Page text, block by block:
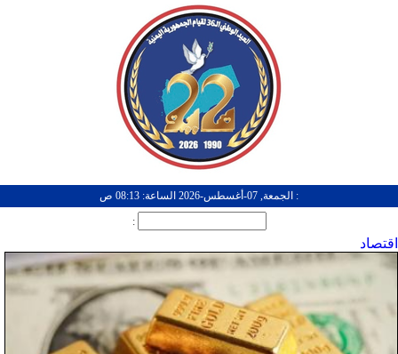
: الجمعة, 07-أغسطس-2026 الساعة: 08:13 ص
:
اقتصاد